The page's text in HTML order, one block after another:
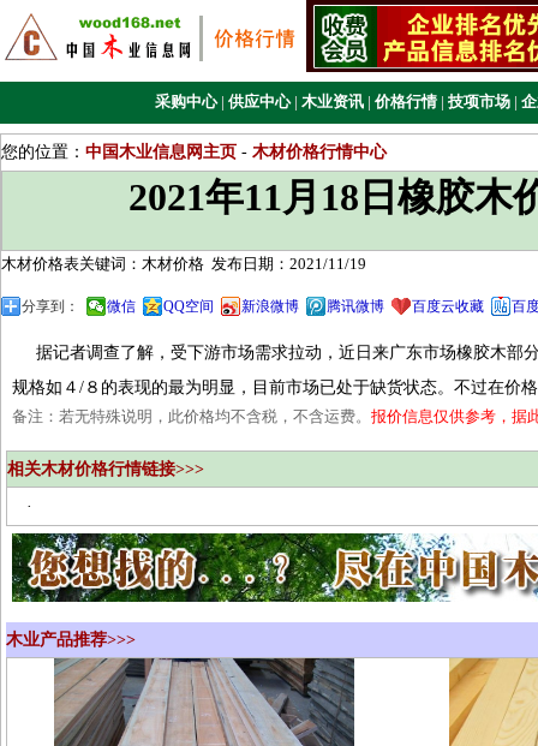
采购中心 | 供应中心 | 木业资讯 | 价格行情 | 技项市场 |
您的位置： 中国木业信息网主页 - 木材价格行情中心
2021年11月18日橡胶木
木材价格表关键词：木材价格 发布日期：2021/11/19
分享到： 微信 QQ空间 新浪微博 腾讯微博 百度云收藏 百
据记者调查了解，受下游市场需求拉动，近日来广东市场橡胶木部
规格如４/８的表现的最为明显，目前市场已处于缺货状态。不过在价
备注：若无特殊说明，此价格均不含税，不含运费。 报价信息仅供参考，据
相关木材价格行情链接>>>
·
木业产品推荐>>>